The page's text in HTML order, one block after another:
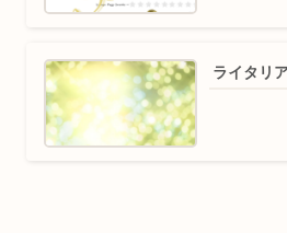
ライタリ